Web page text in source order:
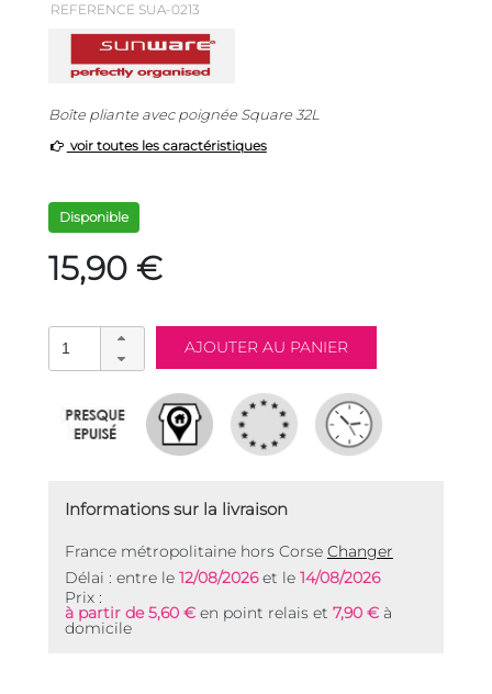
REFERENCE SUA-0213
Boîte pliante avec poignée Square 32L
voir toutes les caractéristiques
Disponible
15,90 €
Informations sur la livraison
France métropolitaine hors Corse Changer
Délai : entre le 12/08/2026et le 14/08/2026
Prix :
à partir de 5,60 € en point relais et 7,90 € à
domicile